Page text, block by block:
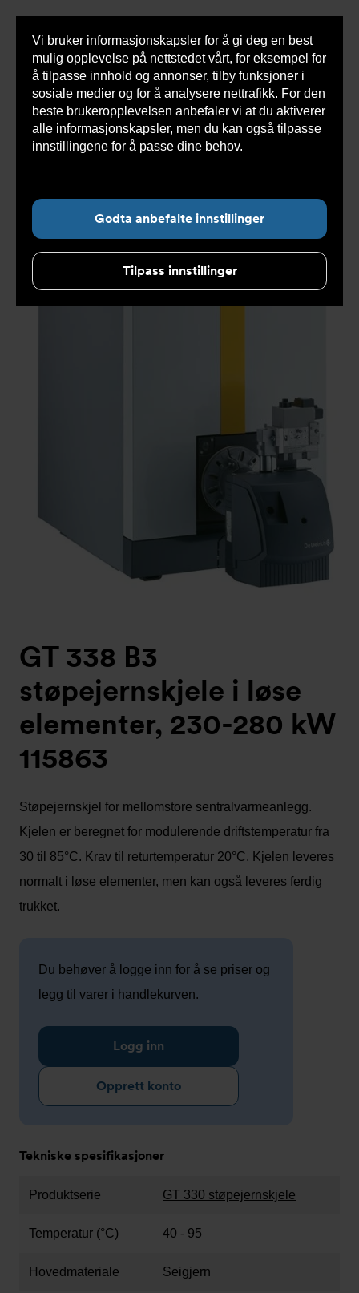
Vi bruker informasjonskapsler for å gi deg en best
mulig opplevelse på nettstedet vårt, for eksempel for
å tilpasse innhold og annonser, tilby funksjoner i
sosiale medier og for å analysere nettrafikk. For den
beste brukeropplevelsen anbefaler vi at du aktiverer
alle informasjonskapsler, men du kan også tilpasse
innstillingene for å passe dine behov.
Godta anbefalte innstillinger
Tilpass innstillinger
Du
her:
Armatec > Produkter > Varmesystemer >
Olje og
gass
> GT 330 støpejernskjele >
GT 338 B3
støpejernskjele i løse elementer, 230-280 kW 115863
GT 338 B3
støpejernskjele i løse
elementer, 230-280 kW
115863
Støpejernskjel for mellomstore sentralvarmeanlegg.
Kjelen er beregnet for modulerende driftstemperatur fra
30 til 85°C. Krav til returtemperatur 20°C. Kjelen leveres
normalt i løse elementer, men kan også leveres ferdig
trukket.
Du behøver å logge inn for å se priser og
legg til varer i handlekurven.
Logg inn
Opprett konto
Tekniske spesifikasjoner
Produktserie GT 330 støpejernskjele
Temperatur (°C) 40 - 95
Hovedmateriale Seigjern